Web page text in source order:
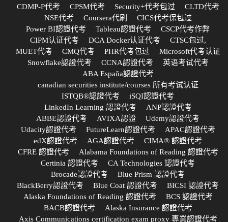
CDMP-P代考
CPSM代考 Security+代考包过
CLTD代考
NSE代考
Coursera代刷
CICS代考保包过
Power BI認證代考
Tableau認證代考
CSCP代考作弊
CIPM认证代考
DCA Docker认证代考
CTSC包过,
MUET代考
CMQ代考 PHR代考包过
Microsoft代考认证
Snowflake認證代考
CCNA認證代考
英语考试代考
ABA España認證代考
canadian securities institute/courses 所有考试认证
ISTQB®認證代考
iSQI認證代考
LinkedIn Learning 認證代考
ANP認證代考
ABBE認證代考
AVIXA認證
Udemy認證代考
Udacity認證代考
FutureLearn認證代考
APAC認證代考
edX認證代考
AGA認證代考
CIMA® 認證代考
CFRE 認證代考
Alabama Foundations of Reading 認證代考
Certinia 認證代考
CA Technologies 認證代考
Brocade認證代考
Blue Prism 認證代考
BlackBerry認證代考
Blue Coat 認證代考
BICSI 認證代考
Alaska Foundations of Reading 認證代考
BCS 認證代考
BACB認證代考
Alaska Insurance 認證代考
Axis Communications certification exam proxy 專業認證代考